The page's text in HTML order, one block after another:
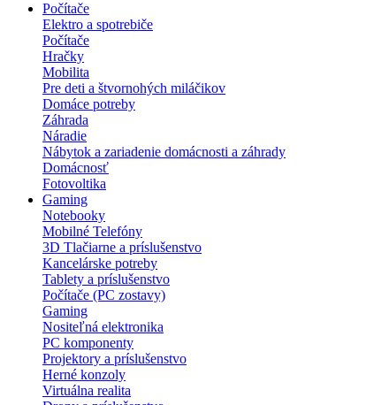
Počítače
Elektro a spotrebiče
Počítače
Hračky
Mobilita
Pre deti a štvornohých miláčikov
Domáce potreby
Záhrada
Náradie
Nábytok a zariadenie domácnosti a záhrady
Domácnosť
Fotovoltika
Gaming
Notebooky
Mobilné Telefóny
3D Tlačiarne a príslušenstvo
Kancelárske potreby
Tablety a príslušenstvo
Počítače (PC zostavy)
Gaming
Nositeľná elektronika
PC komponenty
Projektory a príslušenstvo
Herné konzoly
Virtuálna realita